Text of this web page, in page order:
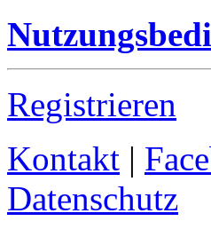
Registrieren
Kontakt |
Datenschutz